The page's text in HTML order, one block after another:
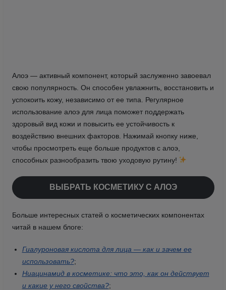
Алоэ — активный компонент, который заслуженно завоевал
свою популярность. Он способен увлажнить, восстановить и
успокоить кожу, независимо от ее типа. Регулярное
использование алоэ для лица поможет поддержать
здоровый вид кожи и повысить ее устойчивость к
воздействию внешних факторов. Нажимай кнопку ниже,
чтобы просмотреть еще больше продуктов с алоэ,
способных разнообразить твою уходовую рутину!
ВЫБРАТЬ КОСМЕТИКУ С АЛОЭ
Больше интересных статей о косметических компонентах
читай в нашем блоге:
Гиалуроновая кислота для лица — как и зачем ее
использовать?;
Ниацинамид в косметике: что это, как он действует
и какие у него свойства?;